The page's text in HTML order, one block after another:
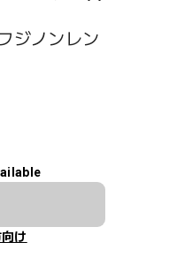
ジノンレン
け